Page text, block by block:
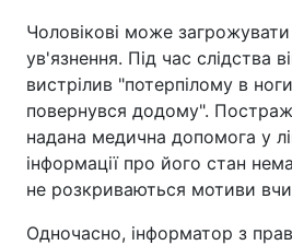
Чоловікові може
ув'язнення. Під час слідства
вистрілив "потерпілому в
повернувся додому".
надана медична допомога у
інформації про його стан
не розкриваються мотиви
Одночасно, інформатор з